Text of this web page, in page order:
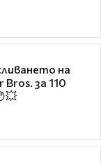
на
за 110